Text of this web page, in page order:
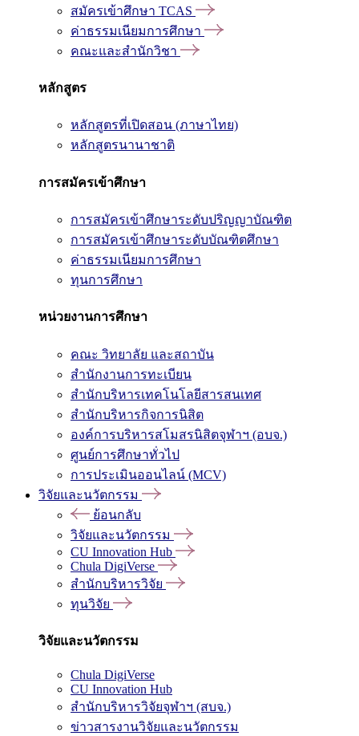
สมัครเข้าศึกษา TCAS
ค่าธรรมเนียมการศึกษา
คณะและสำนักวิชา
หลักสูตร
หลักสูตรที่เปิดสอน (ภาษาไทย)
หลักสูตรนานาชาติ
การสมัครเข้าศึกษา
การสมัครเข้าศึกษาระดับปริญญาบัณฑิต
การสมัครเข้าศึกษาระดับบัณฑิตศึกษา
ค่าธรรมเนียมการศึกษา
ทุนการศึกษา
หน่วยงานการศึกษา
คณะ วิทยาลัย และสถาบัน
สำนักงานการทะเบียน
สำนักบริหารเทคโนโลยีสารสนเทศ
สำนักบริหารกิจการนิสิต
องค์การบริหารสโมสรนิสิตจุฬาฯ (อบจ.)
ศูนย์การศึกษาทั่วไป
การประเมินออนไลน์ (MCV)
วิจัยและนวัตกรรม
ย้อนกลับ
วิจัยและนวัตกรรม
CU Innovation Hub
Chula DigiVerse
สำนักบริหารวิจัย
ทุนวิจัย
วิจัยและนวัตกรรม
Chula DigiVerse
CU Innovation Hub
สำนักบริหารวิจัยจุฬาฯ (สบจ.)
ข่าวสารงานวิจัยและนวัตกรรม